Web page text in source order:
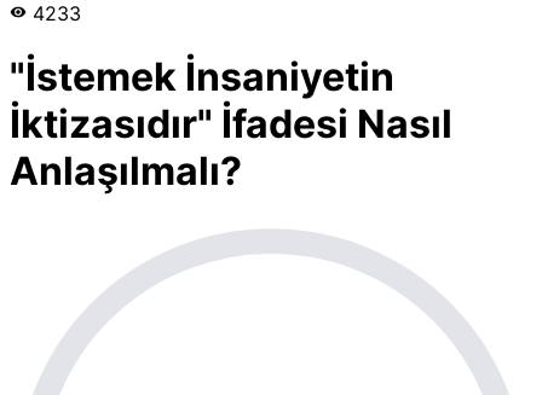
4233
"İstemek İnsaniyetin
İktizasıdır" İfadesi Nasıl
Anlaşılmalı?